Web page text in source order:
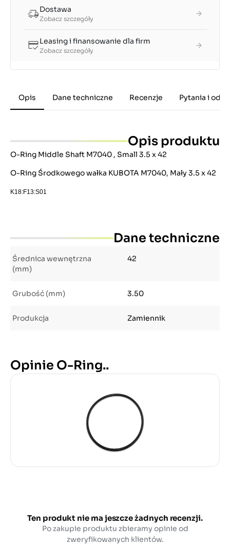
Dostawa
Zobacz szczegóły
Leasing i finansowanie dla firm
Zobacz szczegóły
Opis Dane techniczne Recenzje Pytania i
Opis produktu
O-Ring Middle Shaft M7040 , Small 3.5 x 42
O-Ring Środkowego wałka KUBOTA M7040, Mały 3.5 x 42
K18:F13:S01
Dane techniczne
Średnica wewnętrzna
(mm)
42
Grubość (mm) 3.50
Produkcja Zamiennik
Opinie O-Ring..
Ten produkt nie ma jeszcze żadnych recenzji.
Po zakupie produktu zbieramy opinie od
zweryfikowanych klientów.